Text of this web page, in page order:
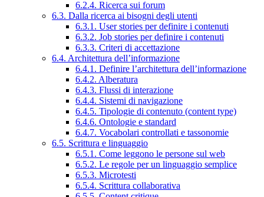
6.2.4. Ricerca sui forum
6.3. Dalla ricerca ai bisogni degli utenti
6.3.1. User stories per definire i contenuti
6.3.2. Job stories per definire i contenuti
6.3.3. Criteri di accettazione
6.4. Architettura dell’informazione
6.4.1. Definire l’architettura dell’informazione
6.4.2. Alberatura
6.4.3. Flussi di interazione
6.4.4. Sistemi di navigazione
6.4.5. Tipologie di contenuto (content type)
6.4.6. Ontologie e standard
6.4.7. Vocabolari controllati e tassonomie
6.5. Scrittura e linguaggio
6.5.1. Come leggono le persone sul web
6.5.2. Le regole per un linguaggio semplice
6.5.3. Microtesti
6.5.4. Scrittura collaborativa